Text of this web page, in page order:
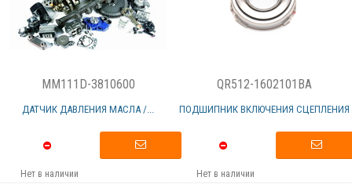
MM111D-3810600
ДАТЧИК ДАВЛЕНИЯ МАСЛА /...
Нет в наличии
QR512-1602101BA
ПОДШИПНИК ВКЛЮЧЕНИЯ СЦЕПЛЕНИЯ
Нет в наличии